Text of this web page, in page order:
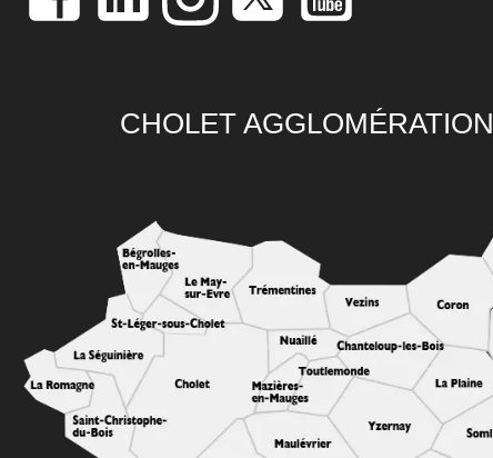
CHOLET AGGLOMÉRATION